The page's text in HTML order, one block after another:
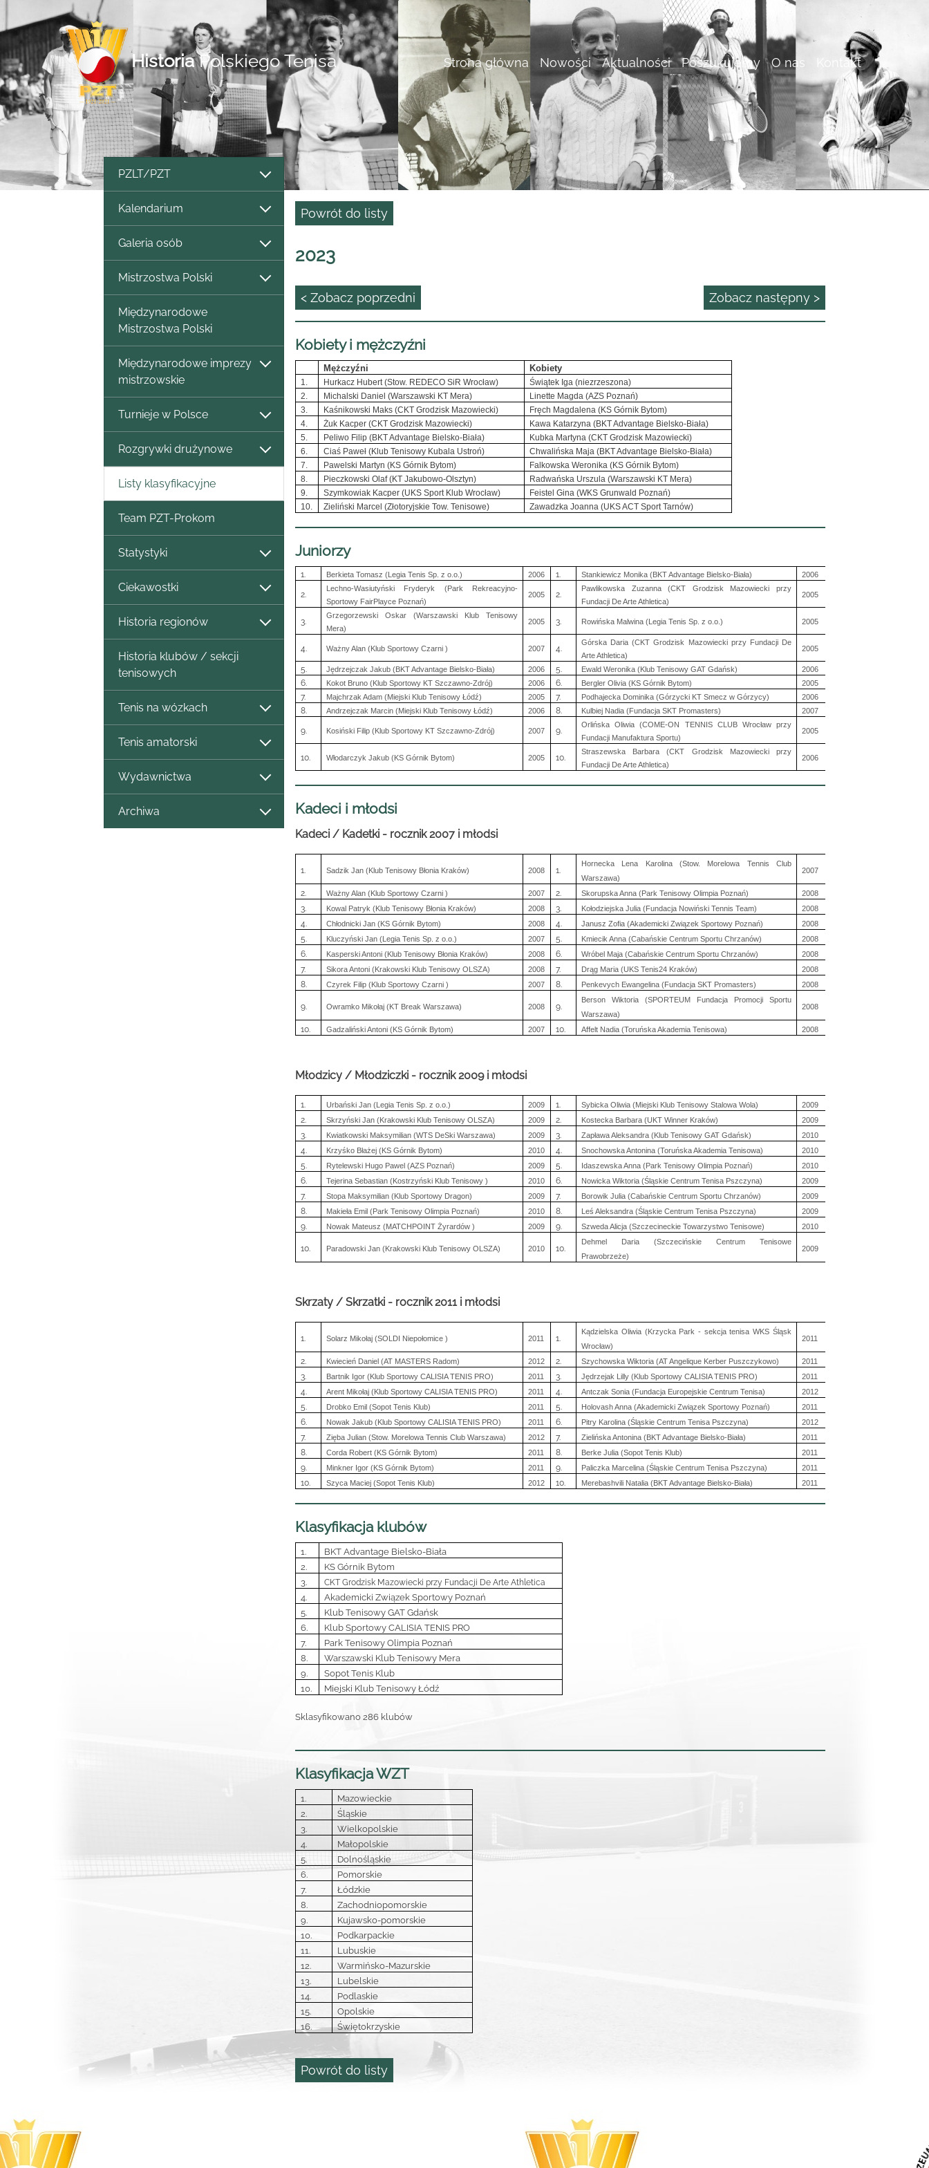
HistoriaPolskiego Tenisa Strona główna Nowości Aktualności Poszukujemy O nas Kontakt
PZLT/PZT
Kalendarium
Galeria osób
Mistrzostwa Polski
Międzynarodowe
Mistrzostwa Polski
Międzynarodowe imprezy
mistrzowskie
Turnieje w Polsce
Rozgrywki drużynowe
Listy klasyfikacyjne
Team PZT-Prokom
Statystyki
Ciekawostki
Historia regionów
Historia klubów / sekcji
tenisowych
Tenis na wózkach
Tenis amatorski
Wydawnictwa
Archiwa
Powrót do listy
2023
< Zobacz poprzedni Zobacz następny >
Kobiety i mężczyźni
Mężczyźni Kobiety
1. Hurkacz Hubert (Stow. REDECO SiR Wrocław)
Świątek Iga (niezrzeszona)
2.
Michalski Daniel (Warszawski KT Mera)
Linette Magda (AZS Poznań)
3.
Kaśnikowski Maks (CKT Grodzisk Mazowiecki)
Fręch Magdalena (KS Górnik Bytom)
4.
Żuk Kacper (CKT Grodzisk Mazowiecki)
Kawa Katarzyna (BKT Advantage Bielsko-Biała)
5.
Peliwo Filip (BKT Advantage Bielsko-Biała)
Kubka Martyna (CKT Grodzisk Mazowiecki)
6.
Ciaś Paweł (Klub Tenisowy Kubala Ustroń)
Chwalińska Maja (BKT Advantage Bielsko-Biała)
7.
Pawelski Martyn (KS Górnik Bytom)
Falkowska Weronika (KS Górnik Bytom)
8.
Pieczkowski Olaf (KT Jakubowo-Olsztyn)
Radwańska Urszula (Warszawski KT Mera)
9.
Szymkowiak Kacper (UKS Sport Klub Wrocław)
Feistel Gina (WKS Grunwald Poznań)
10.
Zieliński Marcel (Złotoryjskie Tow. Tenisowe) Zawadzka Joanna (UKS ACT Sport Tarnów)
Juniorzy
1. Berkieta Tomasz (Legia Tenis Sp. z o.o.) 2006 1. Stankiewicz Monika (BKT Advantage Bielsko-Biała) 2006
2.
Lechno-Wasiutyński Fryderyk (Park Rekreacyjno-
Sportowy FairPlayce Poznań)
2005 2.
Pawlikowska Zuzanna (CKT Grodzisk Mazowiecki przy
Fundacji De Arte Athletica)
2005
3.
Grzegorzewski Oskar (Warszawski Klub Tenisowy
Mera)
2005 3. Rowińska Malwina (Legia Tenis Sp. z o.o.) 2005
4. Ważny Alan (Klub Sportowy Czarni ) 2007 4.
Górska Daria (CKT Grodzisk Mazowiecki przy Fundacji De
Arte Athletica)
2005
5. Jędrzejczak Jakub (BKT Advantage Bielsko-Biała) 2006 5. Ewald Weronika (Klub Tenisowy GAT Gdańsk) 2006
6. Kokot Bruno (Klub Sportowy KT Szczawno-Zdrój) 2006 6. Bergler Olivia (KS Górnik Bytom) 2005
7. Majchrzak Adam (Miejski Klub Tenisowy Łódź) 2005 7. Podhajecka Dominika (Górzycki KT Smecz w Górzycy) 2006
8. Andrzejczak Marcin (Miejski Klub Tenisowy Łódź) 2006 8. Kulbiej Nadia (Fundacja SKT Promasters) 2007
9. Kosiński Filip (Klub Sportowy KT Szczawno-Zdrój) 2007 9.
Orlińska Oliwia (COME-ON TENNIS CLUB Wrocław przy
Fundacji Manufaktura Sportu)
2005
10. Włodarczyk Jakub (KS Górnik Bytom) 2005 10.
Straszewska Barbara (CKT Grodzisk Mazowiecki przy
Fundacji De Arte Athletica)
2006
Kadeci i młodsi
Kadeci / Kadetki - rocznik 2007 i młodsi
1. Sadzik Jan (Klub Tenisowy Błonia Kraków) 2008 1.
Hornecka Lena Karolina (Stow. Morelowa Tennis Club
Warszawa)
2007
2. Ważny Alan (Klub Sportowy Czarni ) 2007 2. Skorupska Anna (Park Tenisowy Olimpia Poznań) 2008
3. Kowal Patryk (Klub Tenisowy Błonia Kraków) 2008 3. Kołodziejska Julia (Fundacja Nowiński Tennis Team) 2008
4. Chłodnicki Jan (KS Górnik Bytom) 2008 4. Janusz Zofia (Akademicki Związek Sportowy Poznań) 2008
5. Kluczyński Jan (Legia Tenis Sp. z o.o.) 2007 5. Kmiecik Anna (Cabańskie Centrum Sportu Chrzanów) 2008
6. Kasperski Antoni (Klub Tenisowy Błonia Kraków) 2008 6. Wróbel Maja (Cabańskie Centrum Sportu Chrzanów) 2008
7. Sikora Antoni (Krakowski Klub Tenisowy OLSZA) 2008 7. Drąg Maria (UKS Tenis24 Kraków) 2008
8. Czyrek Filip (Klub Sportowy Czarni ) 2007 8. Penkevych Ewangelina (Fundacja SKT Promasters) 2008
9. Owramko Mikołaj (KT Break Warszawa) 2008 9.
Berson Wiktoria (SPORTEUM Fundacja Promocji Sportu
Warszawa)
2008
10. Gadzaliński Antoni (KS Górnik Bytom) 2007 10. Affelt Nadia (Toruńska Akademia Tenisowa) 2008
Młodzicy / Młodziczki - rocznik 2009 i młodsi
1. Urbański Jan (Legia Tenis Sp. z o.o.) 2009 1. Sybicka Oliwia (Miejski Klub Tenisowy Stalowa Wola) 2009
2. Skrzyński Jan (Krakowski Klub Tenisowy OLSZA) 2009 2. Kostecka Barbara (UKT Winner Kraków) 2009
3. Kwiatkowski Maksymilian (WTS DeSki Warszawa) 2009 3. Zapława Aleksandra (Klub Tenisowy GAT Gdańsk) 2010
4. Krzyśko Błażej (KS Górnik Bytom) 2010 4. Snochowska Antonina (Toruńska Akademia Tenisowa) 2010
5. Rytelewski Hugo Pawel (AZS Poznań) 2009 5. Idaszewska Anna (Park Tenisowy Olimpia Poznań) 2010
6. Tejerina Sebastian (Kostrzyński Klub Tenisowy ) 2010 6. Nowicka Wiktoria (Śląskie Centrum Tenisa Pszczyna) 2009
7. Stopa Maksymilian (Klub Sportowy Dragon) 2009 7. Borowik Julia (Cabańskie Centrum Sportu Chrzanów) 2009
8. Makieła Emil (Park Tenisowy Olimpia Poznań) 2010 8. Leś Aleksandra (Śląskie Centrum Tenisa Pszczyna) 2009
9. Nowak Mateusz (MATCHPOINT Żyrardów ) 2009 9. Szweda Alicja (Szczecineckie Towarzystwo Tenisowe) 2010
10. Paradowski Jan (Krakowski Klub Tenisowy OLSZA) 2010 10.
Dehmel Daria (Szczecińskie Centrum Tenisowe
Prawobrzeże)
2009
Skrzaty / Skrzatki - rocznik 2011 i młodsi
1. Solarz Mikołaj (SOLDI Niepołomice ) 2011 1.
Kądzielska Oliwia (Krzycka Park - sekcja tenisa WKS Śląsk
Wrocław)
2011
2. Kwiecień Daniel (AT MASTERS Radom) 2012 2. Szychowska Wiktoria (AT Angelique Kerber Puszczykowo) 2011
3. Bartnik Igor (Klub Sportowy CALISIA TENIS PRO) 2011 3. Jędrzejak Lilly (Klub Sportowy CALISIA TENIS PRO) 2011
4. Arent Mikołaj (Klub Sportowy CALISIA TENIS PRO) 2011 4. Antczak Sonia (Fundacja Europejskie Centrum Tenisa) 2012
5. Drobko Emil (Sopot Tenis Klub) 2011 5. Holovash Anna (Akademicki Związek Sportowy Poznań) 2011
6. Nowak Jakub (Klub Sportowy CALISIA TENIS PRO) 2011 6. Pitry Karolina (Śląskie Centrum Tenisa Pszczyna) 2012
7. Zięba Julian (Stow. Morelowa Tennis Club Warszawa) 2012 7. Zielińska Antonina (BKT Advantage Bielsko-Biała) 2011
8. Corda Robert (KS Górnik Bytom) 2011 8. Berke Julia (Sopot Tenis Klub) 2011
9. Minkner Igor (KS Górnik Bytom) 2011 9. Paliczka Marcelina (Śląskie Centrum Tenisa Pszczyna) 2011
10. Szyca Maciej (Sopot Tenis Klub) 2012 10. Merebashvili Natalia (BKT Advantage Bielsko-Biała) 2011
Klasyfikacja klubów
1.
BKT Advantage Bielsko-Biała
2.
KS Górnik Bytom
3.
CKT Grodzisk Mazowiecki przy Fundacji De Arte Athletica
4.
Akademicki Związek Sportowy Poznań
5.
Klub Tenisowy GAT Gdańsk
6.
Klub Sportowy CALISIA TENIS PRO
7.
Park Tenisowy Olimpia Poznań
8.
Warszawski Klub Tenisowy Mera
9.
Sopot Tenis Klub
10.
Miejski Klub Tenisowy Łódź
Sklasyfikowano 286 klubów
Klasyfikacja WZT
1.
Mazowieckie
2.
Śląskie
3.
Wielkopolskie
4.
Małopolskie
5.
Dolnośląskie
6.
Pomorskie
7.
Łódzkie
8.
Zachodniopomorskie
9.
Kujawsko-pomorskie
10.
Podkarpackie
11.
Lubuskie
12.
Warmińsko-Mazurskie
13.
Lubelskie
14.
Podlaskie
15.
Opolskie
16.
Świętokrzyskie
Powrót do listy